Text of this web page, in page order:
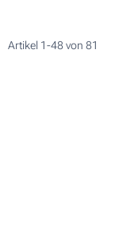
Artikel 1-48von 81